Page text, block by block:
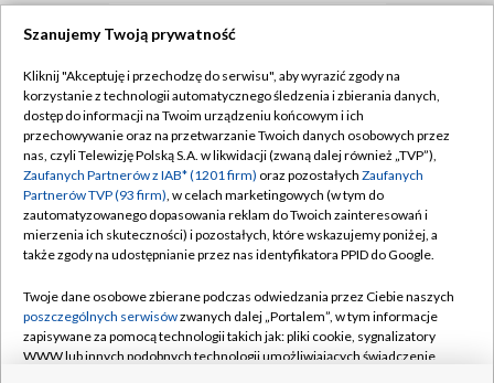
Abonament TVP
Sklep TVP
Biuro Reklamy
Oferta Handlowa
Telegazeta ogłoszenia
Rada Programowa
Ogłoszenia przetargowe
Regulamin TVP
Polityka prywatności
Moje zgody
Biuro reklamy
Kontakt
Kanały
©2026 Telewizja Polska Spółka Akcyjna w likwidacji
Szanujemy Twoją prywatność
Kliknij "Akceptuję i przechodzę do serwisu", aby wyrazić zgody na
korzystanie z technologii automatycznego śledzenia i zbierania danych,
dostęp do informacji na Twoim urządzeniu końcowym i ich
przechowywanie oraz na przetwarzanie Twoich danych osobowych przez
nas, czyli Telewizję Polską S.A. w likwidacji (zwaną dalej również „TVP”),
Zaufanych Partnerów z IAB* (1201 firm) oraz pozostałych Zaufanych
Partnerów TVP (93 firm), w celach marketingowych (w tym do
zautomatyzowanego dopasowania reklam do Twoich zainteresowań i
mierzenia ich skuteczności) i pozostałych, które wskazujemy poniżej, a
także zgody na udostępnianie przez nas identyfikatora PPID do Google.
Twoje dane osobowe zbierane podczas odwiedzania przez Ciebie naszych
poszczególnych serwisówzwanych dalej „Portalem”, w tym informacje
zapisywane za pomocą technologii takich jak: pliki cookie, sygnalizatory
WWW lub innych podobnych technologii umożliwiających świadczenie